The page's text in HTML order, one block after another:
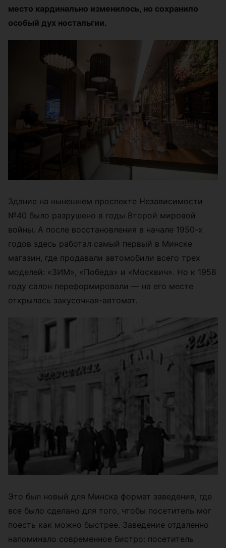
место кардинально изменилось, но сохранило
особый дух ностальгии.
Здание на нынешнем проспекте Независимости
№40 было разрушено в годы Второй мировой
войны. А после восстановления в начале 1950-х
годов здесь работал самый первый в Минске
магазин, где продавали автомобили всего трех
моделей: «ЗИМ», «Победа» и «Москвич». Но к 1958
году салон переформировали — на его месте
открылась закусочная-автомат.
Это был новый для Минска формат заведения, где
все было сделано для того, чтобы посетитель мог
поесть как можно быстрее. Заведение отдаленно
напоминало современное бистро: посетитель